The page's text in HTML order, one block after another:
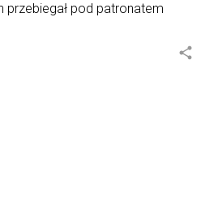
pod patronatem
share